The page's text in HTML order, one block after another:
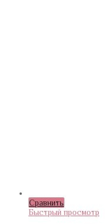
Сравнить
Быстрый просмотр